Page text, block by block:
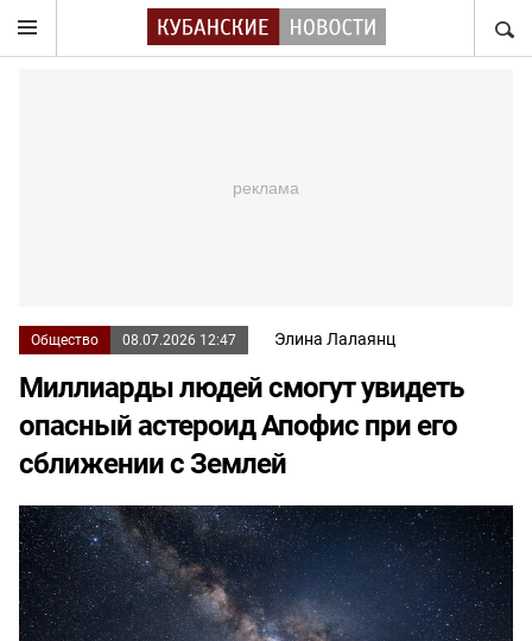
Общество 08.07.2026 12:47 Элина Лалаянц
Миллиарды людей смогут увидеть
опасный астероид Апофис при его
сближении с Землей